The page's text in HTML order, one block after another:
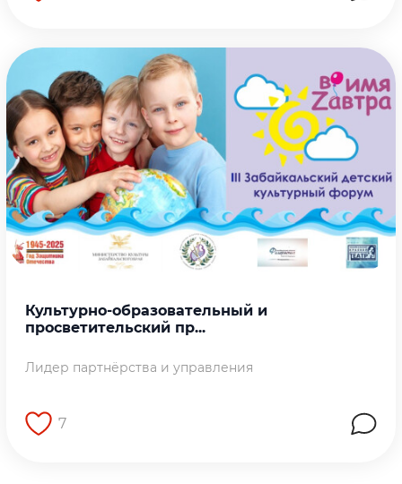
Культурно-образовательный и
просветительский пр...
Лидер партнёрства и управления
7